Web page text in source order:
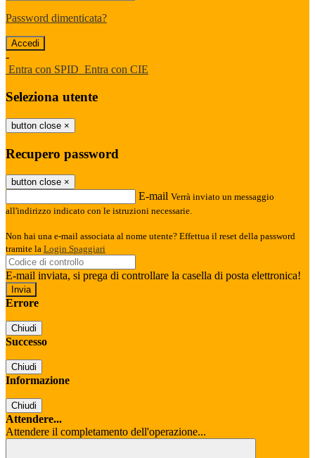
Password dimenticata?
-
Entra con SPID Entra con CIE
Seleziona utente
button close ×
Recupero password
button close ×
E-mail Verrà inviato un messaggio
all'indirizzo indicato con le istruzioni necessarie.
Non hai una e-mail associata al nome utente? Effettua il reset della password
tramite la Login Spaggiari
E-mail inviata, si prega di controllare la casella di posta elettronica!
Errore
Chiudi
Successo
Chiudi
Informazione
Chiudi
Attendere...
Attendere il completamento dell'operazione...